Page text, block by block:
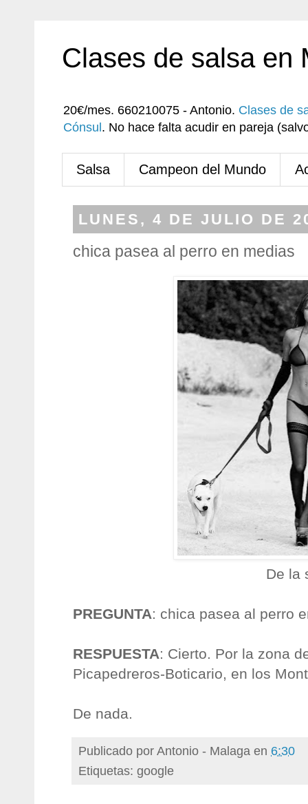
Clases de salsa en
20€/mes. 660210075 - Antonio. Clases de
Cónsul . No hace falta acudir en pareja
Salsa Campeon del Mundo
LUNES, 4 DE JULIO DE
chica pasea al perro en medias
De la
PREGUNTA: chica pasea al perro
RESPUESTA: Cierto. Por la zona
Picapedreros-Boticario, en los
De nada.
Publicado porAntonio - Malaga en 6:30
Etiquetas: google